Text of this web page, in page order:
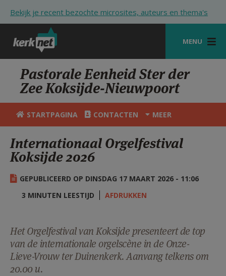
Bekijk je recent bezochte microsites, auteurs en thema's
MENU
STARTPAGINA
KERK
VIERINGEN
ZOEKEN
HULP
STARTPAGINA PORTAAL
AANMELDEN OF REGISTREREN
Pastorale Eenheid Ster der
Zee Koksijde-Nieuwpoort
STARTPAGINA CONTACTEN MEER
Internationaal Orgelfestival
Koksijde 2026
GEPUBLICEERD OP DINSDAG 17 MAART 2026 - 11:06
3 MINUTEN LEESTIJD
AFDRUKKEN
Het Orgelfestival van Koksijde presenteert de top
van de internationale orgelscène in de Onze-
Lieve-Vrouw ter Duinenkerk. Aanvang telkens om
20.00 u.